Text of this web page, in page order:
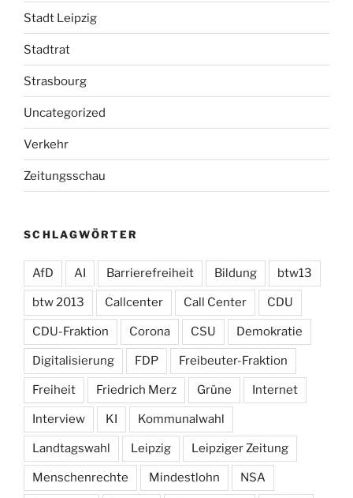
Stadt Leipzig
Stadtrat
Strasbourg
Uncategorized
Verkehr
Zeitungsschau
SCHLAGWÖRTER
AfD AI Barrierefreiheit Bildung btw13
btw 2013 Callcenter Call Center CDU
CDU-Fraktion Corona CSU Demokratie
Digitalisierung FDP Freibeuter-Fraktion
Freiheit Friedrich Merz Grüne Internet
Interview KI Kommunalwahl
Landtagswahl Leipzig Leipziger Zeitung
Menschenrechte Mindestlohn NSA